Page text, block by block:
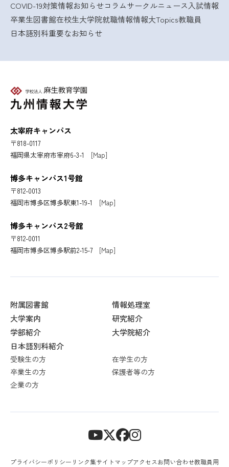
COVID-19対策情報お知らせコラムサークルニュース入試情報
卒業生図書館在校生大学院就職情報情報大Topics教職員
日本語別科重要なお知らせ
太宰府キャンパス
〒818-0117
福岡県太宰府市宰府6-3-1 [Map]
博多キャンパス1号館
〒812-0013
福岡市博多区博多駅東1-19-1 [Map]
博多キャンパス2号館
〒812-0011
福岡市博多区博多駅前2-15-7 [Map]
附属図書館
情報処理室
大学案内
研究紹介
学部紹介
大学院紹介
日本語別科紹介
受験生の方
在学生の方
卒業生の方
保護者等の方
企業の方
プライバシーポリシー リンク集サイトマップアクセスお問い合わせ教職員用